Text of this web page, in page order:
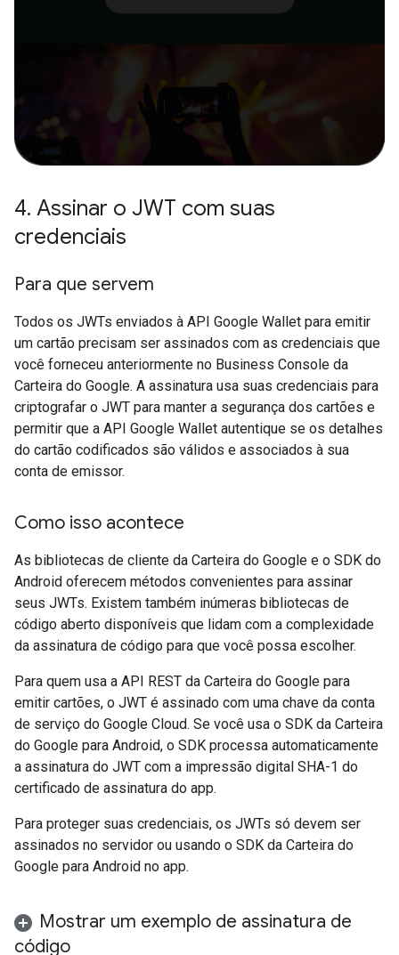
4. Assinar o JWT com suas
credenciais
Para que servem
Todos os JWTs enviados à API Google Wallet para emitir
um cartão precisam ser assinados com as credenciais que
você forneceu anteriormente no Business Console da
Carteira do Google. A assinatura usa suas credenciais para
criptografar o JWT para manter a segurança dos cartões e
permitir que a API Google Wallet autentique se os detalhes
do cartão codificados são válidos e associados à sua
conta de emissor.
Como isso acontece
As bibliotecas de cliente da Carteira do Google e o SDK do
Android oferecem métodos convenientes para assinar
seus JWTs. Existem também inúmeras bibliotecas de
código aberto disponíveis que lidam com a complexidade
da assinatura de código para que você possa escolher.
Para quem usa a API REST da Carteira do Google para
emitir cartões, o JWT é assinado com uma chave da conta
de serviço do Google Cloud. Se você usa o SDK da Carteira
do Google para Android, o SDK processa automaticamente
a assinatura do JWT com a impressão digital SHA-1 do
certificado de assinatura do app.
Para proteger suas credenciais, os JWTs só devem ser
assinados no servidor ou usando o SDK da Carteira do
Google para Android no app.
Mostrar um exemplo de assinatura de
código